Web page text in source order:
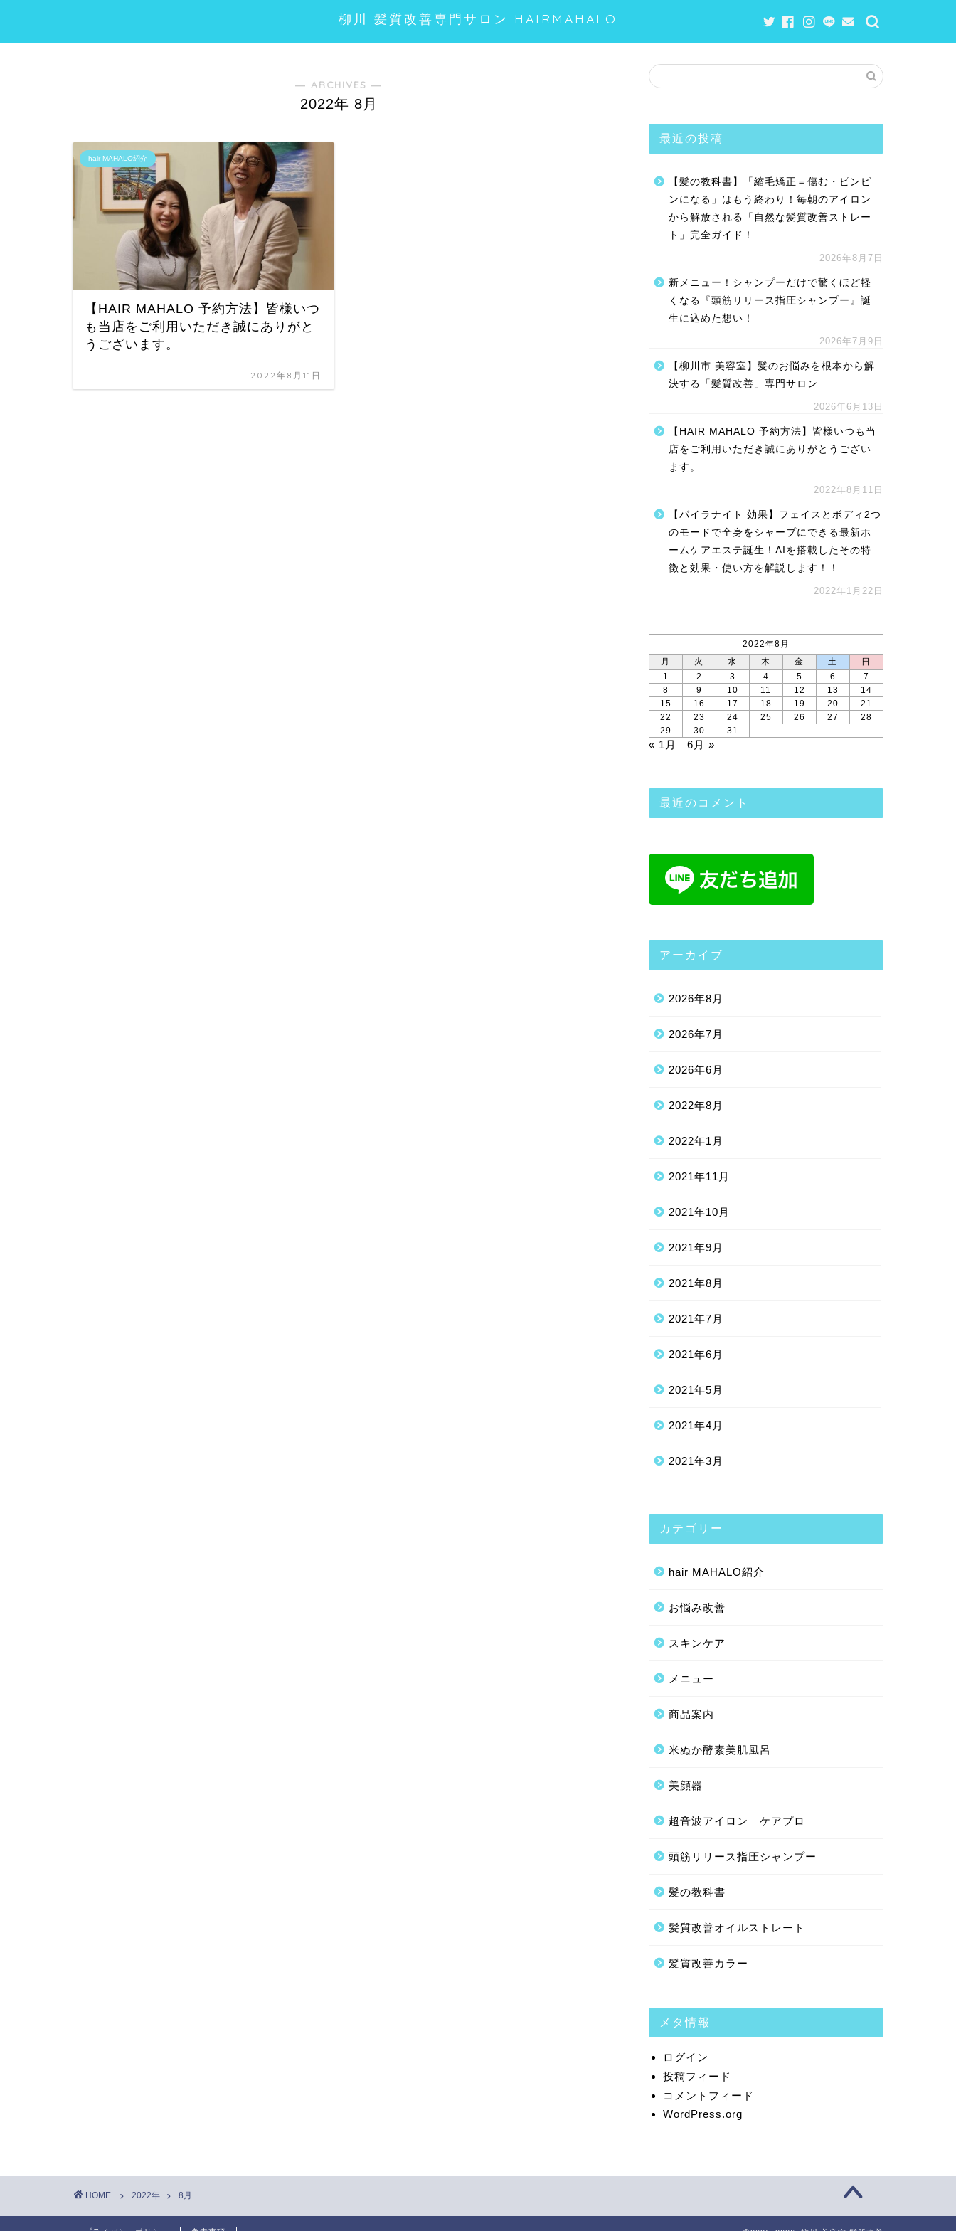
柳川 髪質改善専門サロン HAIRMAHALO
― ARCHIVES ―
2022年 8月
hair MAHALO紹介
【HAIR MAHALO 予約方法】皆様いつ
も当店をご利用いただき誠にありがと
うございます。
2022年8月11日
最近の投稿
【髪の教科書】「縮毛矯正＝傷む・ピンピ
ンになる」はもう終わり！毎朝のアイロン
から解放される「自然な髪質改善ストレー
ト」完全ガイド！
2026年8月7日
新メニュー！シャンプーだけで驚くほど軽
くなる『頭筋リリース指圧シャンプー』誕
生に込めた想い！
2026年7月9日
【柳川市 美容室】髪のお悩みを根本から解
決する「髪質改善」専門サロン
2026年6月13日
【HAIR MAHALO 予約方法】皆様いつも当
店をご利用いただき誠にありがとうござい
ます。
2022年8月11日
【パイラナイト 効果】フェイスとボディ2つ
のモードで全身をシャープにできる最新ホ
ームケアエステ誕生！AIを搭載したその特
徴と効果・使い方を解説します！！
2022年1月22日
2022年8月
月
火 水 木 金 土
日
1
2 3 4 5 6
7
8
9 10 11 12 13
14
15
16 17 18 19 20
21
22
23 24 25 26 27
28
29
30 31
« 1月 6月 »
最近のコメント
アーカイブ
2026年8月
2026年7月
2026年6月
2022年8月
2022年1月
2021年11月
2021年10月
2021年9月
2021年8月
2021年7月
2021年6月
2021年5月
2021年4月
2021年3月
カテゴリー
hair MAHALO紹介
お悩み改善
スキンケア
メニュー
商品案内
米ぬか酵素美肌風呂
美顔器
超音波アイロン ケアプロ
頭筋リリース指圧シャンプー
髪の教科書
髪質改善オイルストレート
髪質改善カラー
メタ情報
ログイン
投稿フィード
コメントフィード
WordPress.org
HOME 2022年 8月